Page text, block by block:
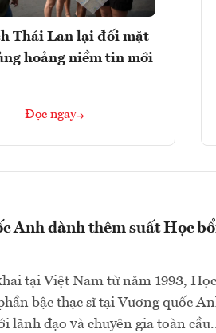
Thái Lan lại đối mặt
hoảng niềm tin mới
Đọc ngay
Anh dành thêm suất Học
tại Việt Nam từ năm 1993,
bậc thạc sĩ tại Vương quốc
lãnh đạo và chuyên gia toàn